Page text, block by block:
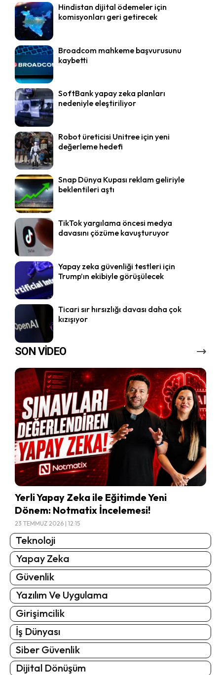
Hindistan dijital ödemeler için
komisyonları geri getirecek
Broadcom mahkeme başvurusunu
kaybetti
SoftBank yapay zeka planları
nedeniyle eleştiriliyor
Robot üreticisi Unitree için yeni
değerleme hedefi
Snap Dünya Kupası reklam geliriyle
beklentileri aştı
TikTok yargılama öncesi medya
davasını çözüme kavuşturuyor
Yapay zeka güvenliği testleri için
Trump’ın ekibiyle görüşülecek
Ticari sır hırsızlığı davası daha çok
kızışıyor
SON VİDEO
Yerli Yapay Zeka ile Eğitimde Yeni
Dönem: Notmatix İncelemesi!
23 TEMMUZ 2026 | 12:15
Teknoloji
Yapay Zeka
Güvenlik
Yazılım Ve Uygulama
Girişimcilik
İş Dünyası
Siber Güvenlik
Dijital Dönüşüm